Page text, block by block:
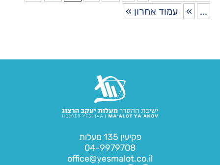
...
» עמוד אחרון »
פקיעין 135 מעלות
04-9979708
office@yesmalot.co.il